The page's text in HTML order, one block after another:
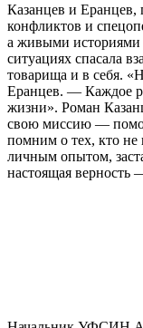
Казанцев и Еранцев,
конфликтов и
а живыми историями
ситуациях спасала
товарища и в себя.
Еранцев. — Каждое
жизни». Роман
свою миссию —
помним о тех, кто не
личным опытом,
настоящая верность